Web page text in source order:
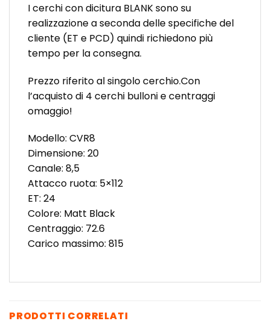
I cerchi con dicitura BLANK sono su
realizzazione a seconda delle specifiche del
cliente (ET e PCD) quindi richiedono più
tempo per la consegna.
Prezzo riferito al singolo cerchio.Con
l’acquisto di 4 cerchi bulloni e centraggi
omaggio!
Modello: CVR8
Dimensione: 20
Canale: 8,5
Attacco ruota: 5×112
ET: 24
Colore: Matt Black
Centraggio: 72.6
Carico massimo: 815
PRODOTTI CORRELATI